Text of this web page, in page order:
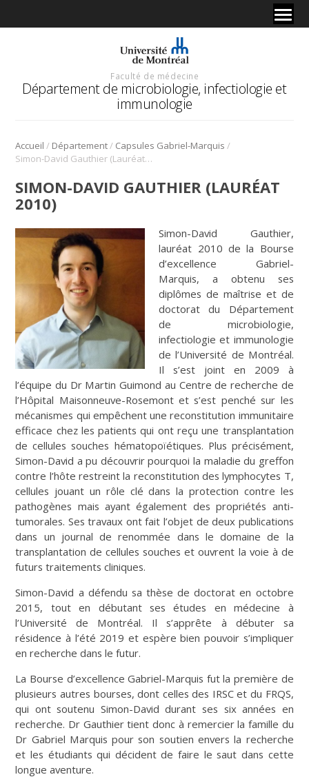
Faculté de médecine
Département de microbiologie, infectiologie et
immunologie
Accueil / Département/ Capsules Gabriel-Marquis /
Simon-David Gauthier (Lauréat 2010)
SIMON-DAVID GAUTHIER (LAURÉAT
2010)
Simon-David Gauthier,
lauréat 2010 de la Bourse
d’excellence Gabriel-
Marquis, a obtenu ses
diplômes de maîtrise et de
doctorat du Département
de microbiologie,
infectiologie et immunologie
de l’Université de Montréal.
Il s’est joint en 2009 à
l’équipe du Dr Martin Guimond au Centre de recherche de
l’Hôpital Maisonneuve-Rosemont et s’est penché sur les
mécanismes qui empêchent une reconstitution immunitaire
efficace chez les patients qui ont reçu une transplantation
de cellules souches hématopoïétiques. Plus précisément,
Simon-David a pu découvrir pourquoi la maladie du greffon
contre l’hôte restreint la reconstitution des lymphocytes T,
cellules jouant un rôle clé dans la protection contre les
pathogènes mais ayant également des propriétés anti-
tumorales. Ses travaux ont fait l’objet de deux publications
dans un journal de renommée dans le domaine de la
transplantation de cellules souches et ouvrent la voie à de
futurs traitements cliniques.
Simon-David a défendu sa thèse de doctorat en octobre
2015, tout en débutant ses études en médecine à
l’Université de Montréal. Il s’apprête à débuter sa
résidence à l’été 2019 et espère bien pouvoir s’impliquer
en recherche dans le futur.
La Bourse d’excellence Gabriel-Marquis fut la première de
plusieurs autres bourses, dont celles des IRSC et du FRQS,
qui ont soutenu Simon-David durant ses six années en
recherche. Dr Gauthier tient donc à remercier la famille du
Dr Gabriel Marquis pour son soutien envers la recherche
et les étudiants qui décident de faire le saut dans cette
longue aventure.